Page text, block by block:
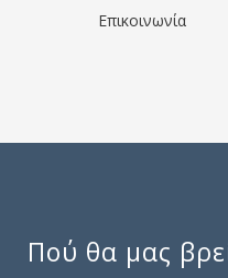
Επικοινωνία
Πού θα μας